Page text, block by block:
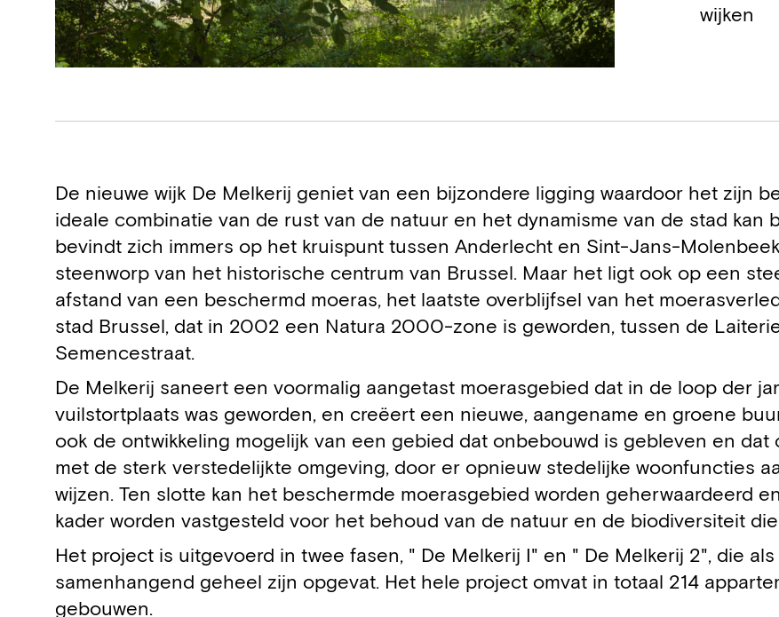
wijken
Projectdetails
De nieuwe wijk De Melkerij geniet van een bijzondere ligging waardoor het zijn
ideale combinatie van de rust van de natuur en het dynamisme van de stad kan
bevindt zich immers op het kruispunt tussen Anderlecht en Sint-Jans-
steenworp van het historische centrum van Brussel. Maar het ligt ook op een
afstand van een beschermd moeras, het laatste overblijfsel van het
stad Brussel, dat in 2002 een Natura 2000-zone is geworden, tussen de
Semencestraat.
De Melkerij saneert een voormalig aangetast moerasgebied dat in de loop der
vuilstortplaats was geworden, en creëert een nieuwe, aangename en groene
ook de ontwikkeling mogelijk van een gebied dat onbebouwd is gebleven en dat
met de sterk verstedelijkte omgeving, door er opnieuw stedelijke woonfuncties
wijzen. Ten slotte kan het beschermde moerasgebied worden geherwaardeerd
kader worden vastgesteld voor het behoud van de natuur en de biodiversiteit
Het project is uitgevoerd in twee fasen, " De Melkerij I" en " De Melkerij 2", die als
samenhangend geheel zijn opgevat. Het hele project omvat in totaal 214
gebouwen.